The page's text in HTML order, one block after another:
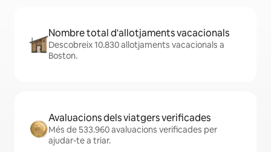
Nombre total d'allotjaments vacacionals
Descobreix 10.830 allotjaments vacacionals a
Boston.
Avaluacions dels viatgers verificades
Més de 533.960 avaluacions verificades per
ajudar-te a triar.